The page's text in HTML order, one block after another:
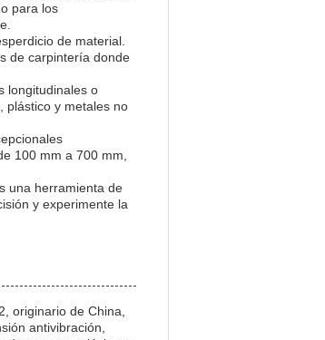
para los
de material.
de carpintería donde
longitudinales o
plástico y metales no
100 mm a 700 mm,
una herramienta de
y experimente la
originario de China,
antivibración,